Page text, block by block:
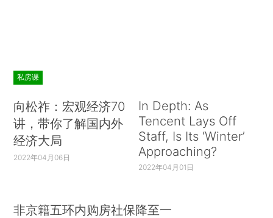
私房课
向松祚：宏观经济70
讲，带你了解国内外
经济大局
2022年04月06日
In Depth: As
Tencent Lays Off
Staff, Is Its ‘Winter’
Approaching?
2022年04月01日
非京籍五环内购房社保降至一